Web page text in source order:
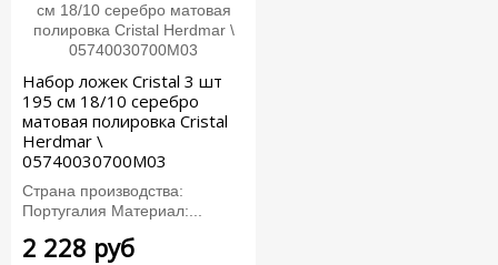
Набор ложек Cristal 3 шт
195 см 18/10 серебро
матовая полировка Cristal
Herdmar \
05740030700M03
Страна производства:
Португалия Материал:...
2 228 руб